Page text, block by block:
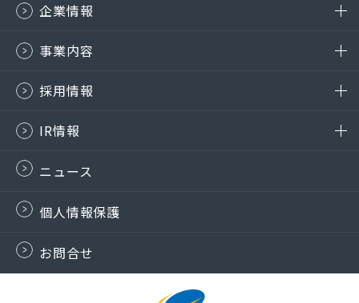
企業情報
事業内容
採用情報
IR情報
ニュース
個人情報保護
お問合せ